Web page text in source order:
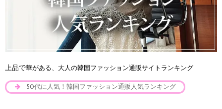
上品で華がある、大人の韓国ファッション通販サイトランキング
50代に人気！韓国ファッション通販人気ランキング